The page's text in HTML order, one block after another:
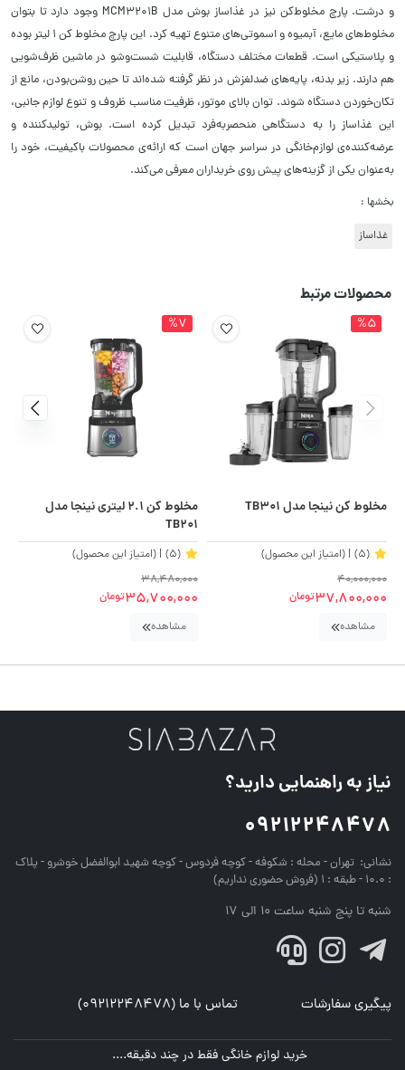
و درشت. پارچ مخلوط‌کن نیز در غذاساز بوش مدل MCM3201B وجود دارد تا بتوان
مخلوط‌های مایع، آبمیوه‌ و اسموتی‌های متنوع تهیه کرد. این پارچ مخلوط کن 1 لیتر بوده
و پلاستیکی است. قطعات مختلف دستگاه، قابلیت شست‌وشو در ماشین ظرف‌شویی
هم دارند. زیر بدنه، پایه‌های ضدلغزش در نظر گرفته شده‌اند تا حین روشن‌بودن، مانع از
تکان‌خوردن دستگاه شوند. توان بالای موتور، ظرفیت مناسب ظروف و تنوع لوازم جانبی،
این غذاساز را به دستگاهی منحصربه‌فرد تبدیل کرده است. بوش، تولیدکننده و
عرضه‌کننده‌ی لوازم‌خانگی در سراسر جهان است که ارائه‌ی محصولات باکیفیت، خود را
به‌عنوان یکی از گزینه‌های پیش روی خریداران معرفی می‌کند.
بخشها :
غذاساز
محصولات مرتبط
%5
مخلوط کن نینجا مدل TB301
(5)
| (امتیاز این محصول)
40,000,000
37,800,000تومان
مشاهده
%7
مخلوط کن 2.1 لیتری نینجا مدل
TB201
(5)
| (امتیاز این محصول)
38,480,000
35,700,000تومان
مشاهده
نیاز به راهنمایی دارید؟
09212248478
نشانی: تهران - محله : شکوفه - کوچه فردوس - کوچه شهید ابوالفضل خوشرو - پلاک
: 10.0 - طبقه : 1 (فروش حضوری نداریم)
شنبه تا پنج شنبه ساعت 10 الی 17
پیگیری سفارشات تماس با ما (09212248478)
خرید لوازم خانگی فقط در چند دقیقه....